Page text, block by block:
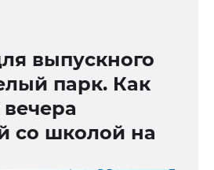
выпускного
парк. Как
со школой на